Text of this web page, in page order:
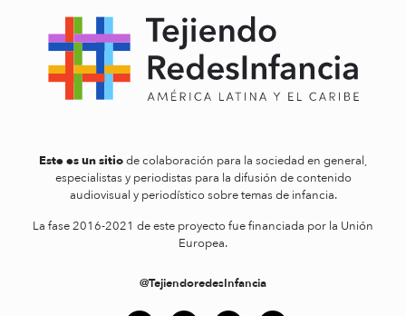
Este es un sitiode colaboración para la sociedad en general,
especialistas y periodistas para la difusión de contenido
audiovisual y periodístico sobre temas de infancia.
La fase 2016-2021 de este proyecto fue financiada por la Unión
Europea.
@TejiendoredesInfancia